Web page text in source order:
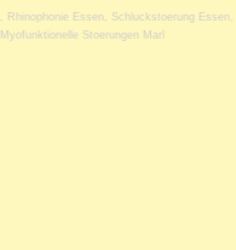
, Rhinophonie Essen , Schluckstoerung Essen ,
Myofunktionelle Stoerungen Marl